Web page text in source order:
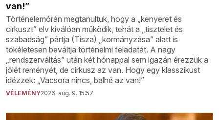
van!”
Történelemórán megtanultuk, hogy a „kenyeret és
cirkuszt” elv kiválóan működik, tehát a „tisztelet és
szabadság” pártja (Tisza) „kormányzása” alatt is
tökéletesen beváltja történelmi feladatát. A nagy
„rendszerváltás” után két hónappal sem igazán érezzük a
jólét reményét, de cirkusz az van. Hogy egy klasszikust
idézzek: „Vacsora nincs, balhé az van!”
VÉLEMÉNY2026. aug. 9. 15:57